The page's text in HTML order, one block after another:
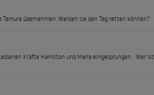
übernehmen. Werden sie den Tag retten können?
Kräfte Hamilton und Maria eingesprungen. . Wer ist